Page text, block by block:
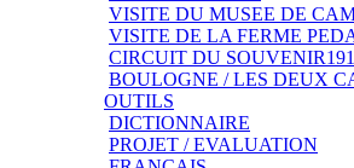
VISITE DU MUSEE DE
VISITE DE LA FERME
CIRCUIT DU
BOULOGNE / LES DEUX
OUTILS
DICTIONNAIRE
PROJET / EVALUATION